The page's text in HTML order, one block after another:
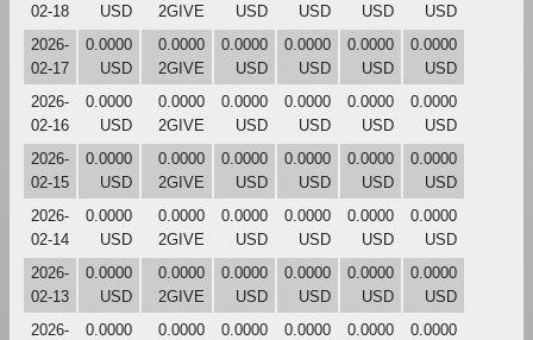
02-18
USD
2GIVE
USD
USD
USD
USD
2026-
02-17
0.0000
USD
0.0000
2GIVE
0.0000
USD
0.0000
USD
0.0000
USD
0.0000
USD
2026-
02-16
0.0000
USD
0.0000
2GIVE
0.0000
USD
0.0000
USD
0.0000
USD
0.0000
USD
2026-
02-15
0.0000
USD
0.0000
2GIVE
0.0000
USD
0.0000
USD
0.0000
USD
0.0000
USD
2026-
02-14
0.0000
USD
0.0000
2GIVE
0.0000
USD
0.0000
USD
0.0000
USD
0.0000
USD
2026-
02-13
0.0000
USD
0.0000
2GIVE
0.0000
USD
0.0000
USD
0.0000
USD
0.0000
USD
2026-
0.0000
0.0000
0.0000
0.0000
0.0000
0.0000